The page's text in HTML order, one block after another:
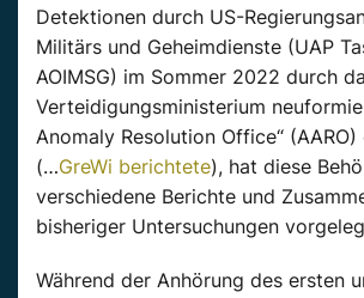
Detektionen durch US-
Militärs und Geheimdienste (UAP
AOIMSG) im Sommer 2022 durch
Verteidigungsministerium
Anomaly Resolution Office“
(…GreWi berichtete), hat diese
verschiedene Berichte und
bisheriger Untersuchungen
Während der Anhörung des ersten